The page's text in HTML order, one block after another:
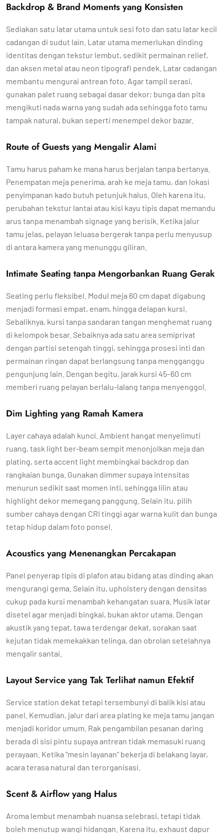
Backdrop & Brand Moments yang Konsisten
Sediakan satu latar utama untuk sesi foto dan satu latar kecil
cadangan di sudut lain. Latar utama memerlukan dinding
identitas dengan tekstur lembut, sedikit permainan relief,
dan aksen metal atau neon tipografi pendek. Latar cadangan
membantu mengurai antrean foto. Agar tampil serasi,
gunakan palet ruang sebagai dasar dekor; bunga dan pita
mengikuti nada warna yang sudah ada sehingga foto tamu
tampak natural, bukan seperti menempel dekor bazar.
Route of Guests yang Mengalir Alami
Tamu harus paham ke mana harus berjalan tanpa bertanya.
Penempatan meja penerima, arah ke meja tamu, dan lokasi
penyimpanan kado butuh petunjuk halus. Oleh karena itu,
perubahan tekstur lantai atau kisi kayu tipis dapat memandu
arus tanpa menambah signage yang berisik. Ketika jalur
tamu jelas, pelayan leluasa bergerak tanpa perlu menyusup
di antara kamera yang menunggu giliran.
Intimate Seating tanpa Mengorbankan Ruang Gerak
Seating perlu fleksibel. Modul meja 60 cm dapat digabung
menjadi formasi empat, enam, hingga delapan kursi.
Sebaliknya, kursi tanpa sandaran tangan menghemat ruang
di kelompok besar. Sebaiknya ada satu area semiprivat
dengan partisi setengah tinggi, sehingga prosesi inti dan
permainan ringan dapat berlangsung tanpa mengganggu
pengunjung lain. Dengan begitu, jarak kursi 45–60 cm
memberi ruang pelayan berlalu-lalang tanpa menyenggol.
Dim Lighting yang Ramah Kamera
Layer cahaya adalah kunci. Ambient hangat menyelimuti
ruang, task light ber-beam sempit menonjolkan meja dan
plating, serta accent light membingkai backdrop dan
rangkaian bunga. Gunakan dimmer supaya intensitas
menurun sedikit saat momen inti, sehingga lilin atau
highlight dekor memegang panggung. Selain itu, pilih
sumber cahaya dengan CRI tinggi agar warna kulit dan bunga
tetap hidup dalam foto ponsel.
Acoustics yang Menenangkan Percakapan
Panel penyerap tipis di plafon atau bidang atas dinding akan
mengurangi gema. Selain itu, upholstery dengan densitas
cukup pada kursi menambah kehangatan suara. Musik latar
disetel agar menjadi bingkai, bukan aktor utama. Dengan
akustik yang tepat, tawa terdengar dekat, sorakan saat
kejutan tidak memekakkan telinga, dan obrolan setelahnya
mengalir santai.
Layout Service yang Tak Terlihat namun Efektif
Service station dekat tetapi tersembunyi di balik kisi atau
panel. Kemudian, jalur dari area plating ke meja tamu jangan
menjadi koridor umum. Rak pengambilan pesanan daring
berada di sisi pintu supaya antrean tidak memasuki ruang
perayaan. Ketika “mesin layanan” bekerja di belakang layar,
acara terasa natural dan terorganisasi.
Scent & Airflow yang Halus
Aroma lembut menambah nuansa selebrasi, tetapi tidak
boleh menutup wangi hidangan. Karena itu, exhaust dapur